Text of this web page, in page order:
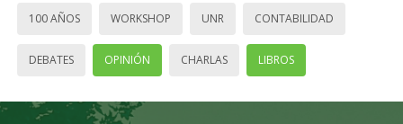
100 AÑOS WORKSHOP UNR CONTABILIDAD
DEBATES OPINIÓN CHARLAS LIBROS